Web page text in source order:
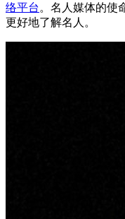
络平台 。名人媒体的使
更好地了解名人。